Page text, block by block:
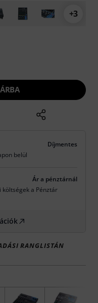
+3
Díjmentes
belül
Ár a pénztárnál
a Pénztár
RANGLISTÁN